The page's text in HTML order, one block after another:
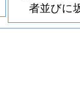
者並びに